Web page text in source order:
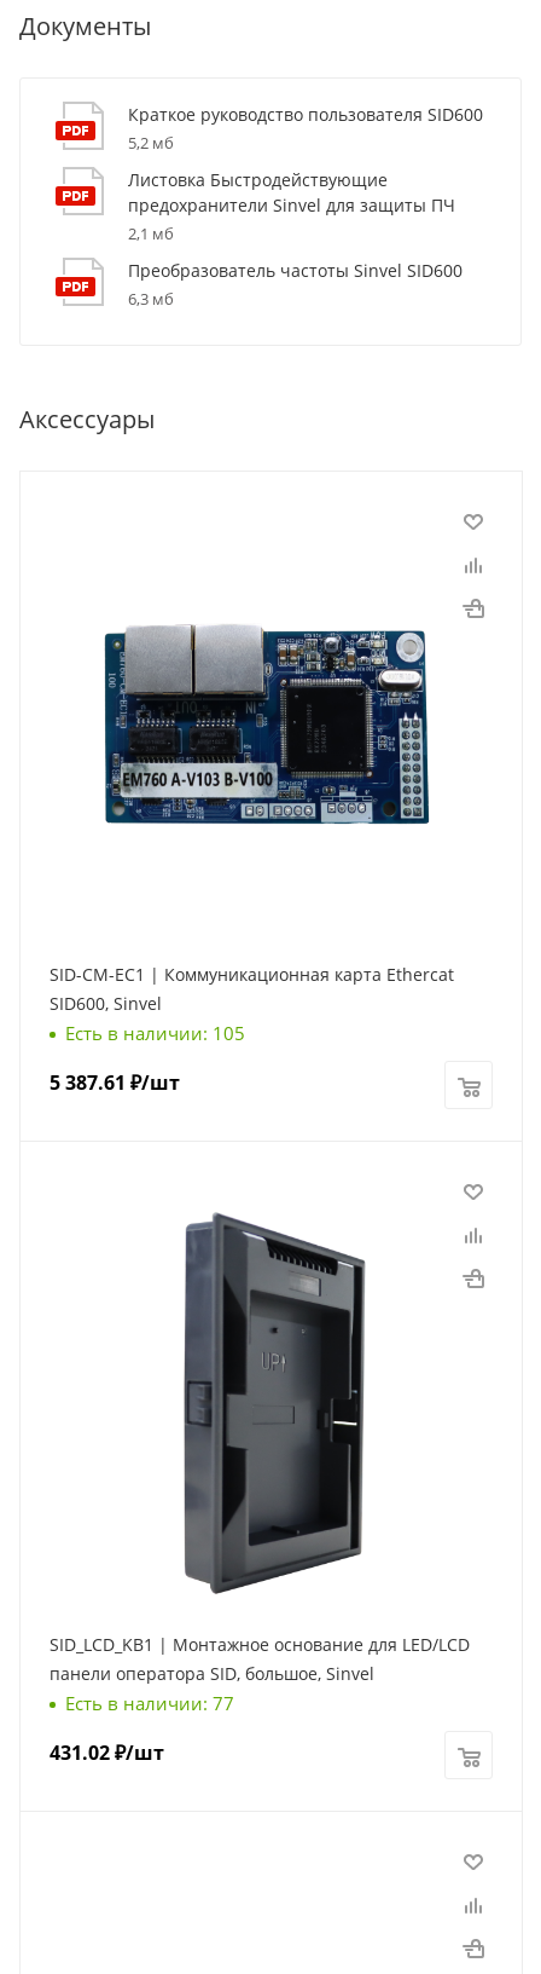
Документы
Краткое руководство пользователя SID600
5,2 мб
Листовка Быстродействующие
предохранители Sinvel для защиты ПЧ
2,1 мб
Преобразователь частоты Sinvel SID600
6,3 мб
Аксессуары
SID-CM-EC1 | Коммуникационная карта Ethercat
SID600, Sinvel
Есть в наличии: 105
5 387.61 ₽/шт
SID_LCD_KB1 | Монтажное основание для LED/LCD
панели оператора SID, большое, Sinvel
Есть в наличии: 77
431.02₽/шт